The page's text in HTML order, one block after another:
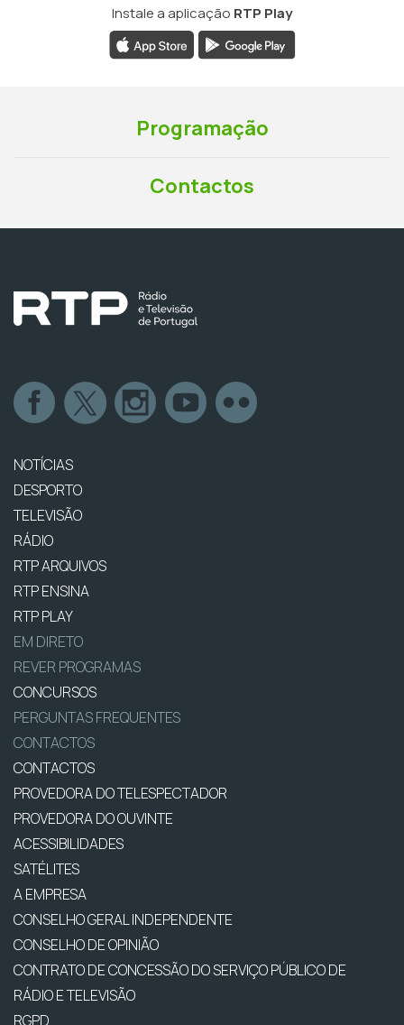
Instale a aplicação RTP Play
Programação
Contactos
NOTÍCIAS
DESPORTO
TELEVISÃO
RÁDIO
RTP ARQUIVOS
RTP ENSINA
RTP PLAY
EM DIRETO
REVER PROGRAMAS
CONCURSOS
PERGUNTAS FREQUENTES
CONTACTOS
CONTACTOS
PROVEDORA DO TELESPECTADOR
PROVEDORA DO OUVINTE
ACESSIBILIDADES
SATÉLITES
A EMPRESA
CONSELHO GERAL INDEPENDENTE
CONSELHO DE OPINIÃO
CONTRATO DE CONCESSÃO DO SERVIÇO PÚBLICO DE
RÁDIO E TELEVISÃO
RGPD